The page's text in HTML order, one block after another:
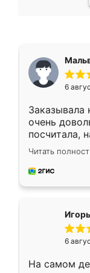
6
Заказывала
очень
посчитала,
Замерщик
делу со
за день,
Читать
6
На самом